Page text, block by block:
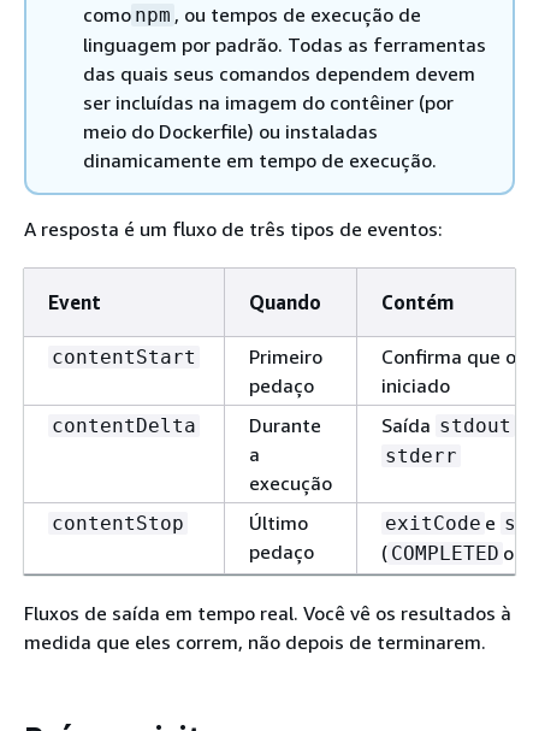
como npm , ou tempos de execução de
linguagem por padrão. Todas as ferramentas
das quais seus comandos dependem devem
ser incluídas na imagem do contêiner (por
meio do Dockerfile) ou instaladas
dinamicamente em tempo de execução.
A resposta é um fluxo de três tipos de eventos:
Event Quando Contém
contentStart
Primeiro
pedaço
Confirma que o
iniciado
contentDelta
Durante
a
execução
Saída stdout
stderr
contentStop
Último
pedaço
exitCode e
( COMPLETED ou
Fluxos de saída em tempo real. Você vê os resultados à
medida que eles correm, não depois de terminarem.